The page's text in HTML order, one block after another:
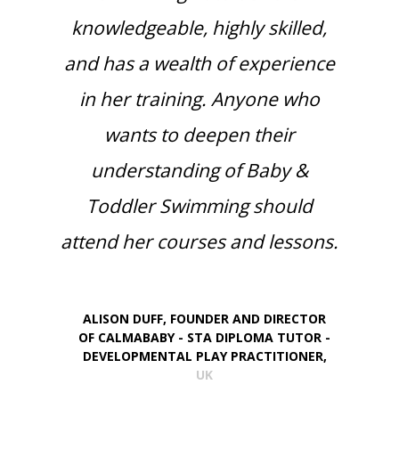
knowledgeable, highly skilled,
and has a wealth of experience
in her training. Anyone who
wants to deepen their
understanding of Baby &
Toddler Swimming should
attend her courses and lessons.
ALISON DUFF, FOUNDER AND DIRECTOR
OF CALMABABY - STA DIPLOMA TUTOR -
DEVELOPMENTAL PLAY PRACTITIONER,
UK